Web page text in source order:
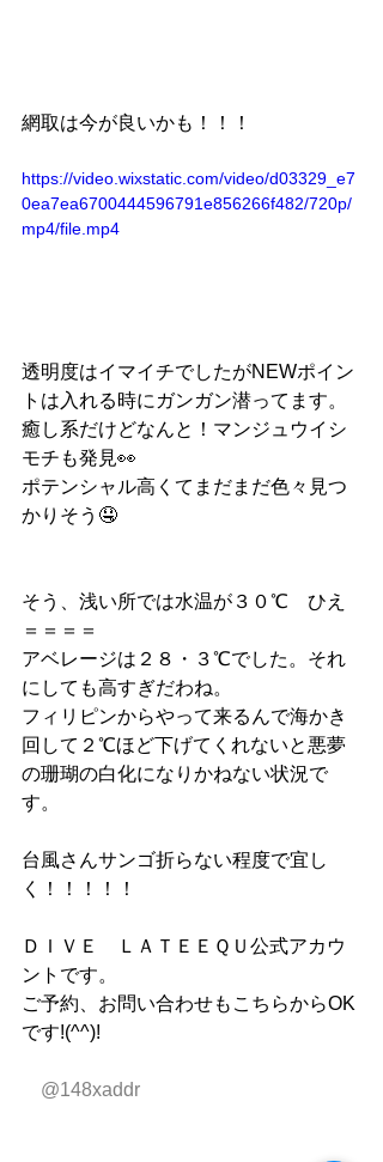
網取は今が良いかも！！！
https://video.wixstatic.com/video/d03329_e7
0ea7ea6700444596791e856266f482/720p/
mp4/file.mp4
透明度はイマイチでしたがNEWポイン
トは入れる時にガンガン潜ってます。
癒し系だけどなんと！マンジュウイシ
モチも発見👀
ポテンシャル高くてまだまだ色々見つ
かりそう🤤
そう、浅い所では水温が３０℃　ひえ
＝＝＝＝
アベレージは２８・３℃でした。それ
にしても高すぎだわね。
フィリピンからやって来るんで海かき
回して２℃ほど下げてくれないと悪夢
の珊瑚の白化になりかねない状況で
す。
台風さんサンゴ折らない程度で宜し
く！！！！！
ＤＩＶＥ　ＬＡＴＥＥＱＵ公式アカウ
ントです。
ご予約、お問い合わせもこちらからOK
です!(^^)!
@148xaddr